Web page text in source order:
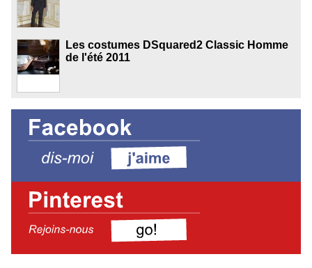
Les costumes DSquared2 Classic Homme
de l'été 2011